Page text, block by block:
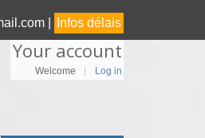
| Infos délais
Your account
Welcome Log in